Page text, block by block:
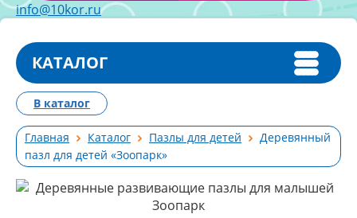
info@10kor.ru
КАТАЛОГ
Главная Каталог Пазлы для детей
Деревянный
пазл для детей «Зоопарк»
В каталог